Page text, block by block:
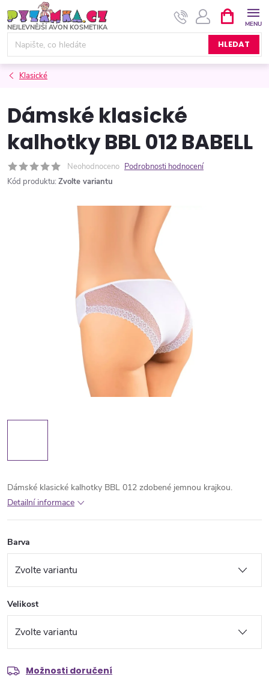
na
obsah
HLEDAT
NÁKUPNÍ
KOŠÍK
Klasické
Dámské klasické
kalhotky BBL 012 BABELL
Neohodnoceno Podrobnosti hodnocení
Kód produktu: Zvolte variantu
Dámské klasické kalhotky BBL 012 zdobené jemnou krajkou.
Detailní informace
Barva
Velikost
Možnosti doručení